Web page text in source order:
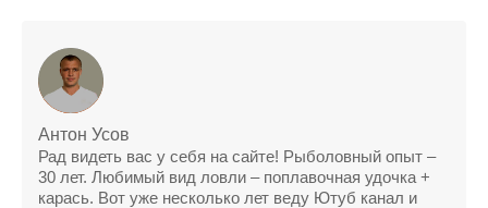
полной ерундой, ни одной рыбы не поймал
Поймал всего одну рыбу, несмотря на
"удачный" прогноз клева, разочарован
Сегодняшний прогноз клева позволил мне
успешно поймать крупную щуку.
Антон Усов
Рад видеть вас у себя на сайте! Рыболовный опыт –
30 лет. Любимый вид ловли – поплавочная удочка +
карась. Вот уже несколько лет веду Ютуб канал и